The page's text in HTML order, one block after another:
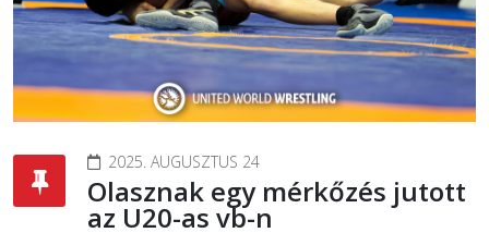
2025. AUGUSZTUS 24
Olasznak egy mérkőzés jutott
az U20-as vb-n